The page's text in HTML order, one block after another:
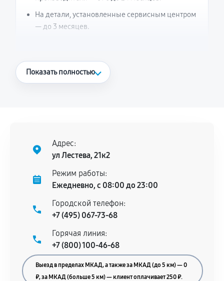
На детали, установленные сервисным центром
— до 3 месяцев.
Что считается гарантийным случаем
нормальной эксплуатации в течение
гарантийного срока.
Несоответствие комплектующей заявленным
техническим характеристикам.
Документы для подтверждения
гарантии
Гарантийный талон.
Акт выполненных работ с датой, перечнем
Показать полностью
Адрес:
ул Лестева, 21к2
Режим работы:
Ежедневно, с 08:00 до 23:00
Городской телефон:
+7 (495) 067-73-68
Горячая линия:
+7 (800) 100-46-68
Выезд в пределах МКАД, а также за МКАД (до 5 км) — 0
₽, за МКАД (больше 5 км) — клиент оплачивает 250 ₽.